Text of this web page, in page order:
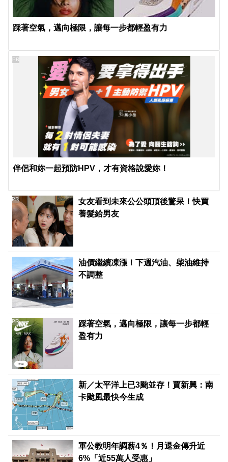
踩著空氣，邁向極限，讓每一步都輕盈有力
伴侶和妳一起預防HPV，才有資格說愛妳！
PR
女友看到未來公公頭頂後驚呆！快買
養髮給男友
PR
油價繼續凍漲！下週汽油、柴油維持
不調整
踩著空氣，邁向極限，讓每一步都輕
盈有力
PR
新／太平洋上已3颱並存！賈新興：南
卡颱風最快今生成
軍公教明年調薪4％！月退金傳升近
6%「近55萬人受惠」